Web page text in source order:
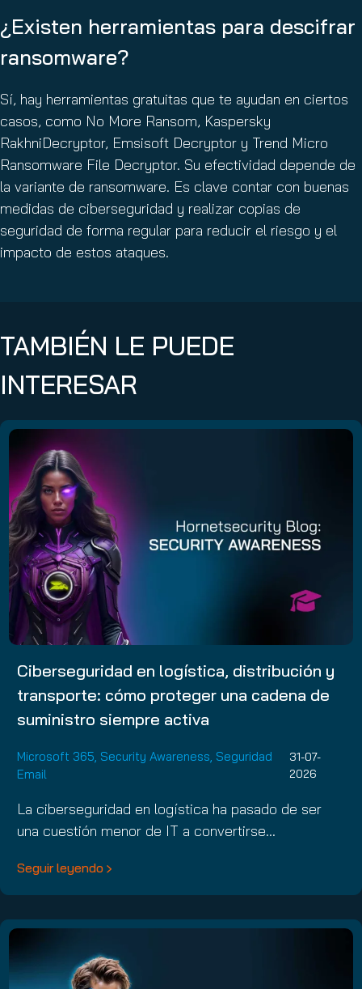
¿Existen herramientas para descifrar
ransomware?
Sí, hay herramientas gratuitas que te ayudan en ciertos
casos, como No More Ransom, Kaspersky
RakhniDecryptor, Emsisoft Decryptor y Trend Micro
Ransomware File Decryptor. Su efectividad depende de
la variante de ransomware. Es clave contar con buenas
medidas de ciberseguridad y realizar copias de
seguridad de forma regular para reducir el riesgo y el
impacto de estos ataques.
TAMBIÉN LE PUEDE
INTERESAR
Ciberseguridad en logística, distribución y
transporte: cómo proteger una cadena de
suministro siempre activa
Microsoft 365 Security Awareness Seguridad
Email
31-07-
2026
La ciberseguridad en logística ha pasado de ser
una cuestión menor de IT a convertirse…
Seguir leyendo